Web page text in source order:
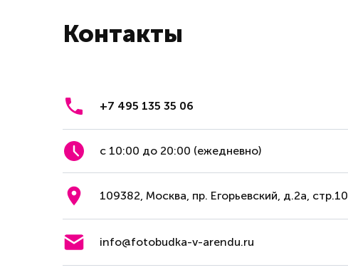
Контакты
+7 495 135 35 06
с 10:00 до 20:00 (ежедневно)
109382, Москва, пр. Егорьевский, д.2а, стр.10
info@fotobudka-v-arendu.ru